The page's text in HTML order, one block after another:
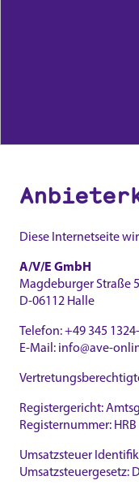
Diese Internetseite
A/V/E GmbH
Magdeburger Straße
D-06112 Halle
Telefon: +49 345
E-Mail: info@ave-
Registergericht:
Registernummer: HRB
Umsatzsteuer
Umsatzsteuergesetz: